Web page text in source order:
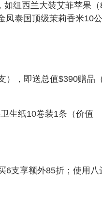
如纽西兰大装艾菲苹果（
凤泰国顶级茉莉香米10
），即送总值$390赠品
生纸10卷装1条（价值
6支享额外85折；使用八